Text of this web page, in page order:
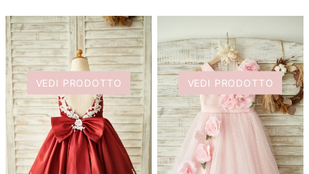
VEDI PRODOTTO VEDI PRODOTTO